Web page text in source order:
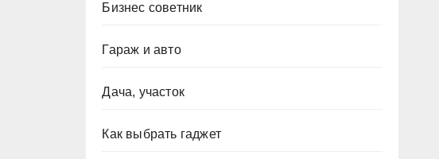
Бизнес советник
Гараж и авто
Дача, участок
Как выбрать гаджет